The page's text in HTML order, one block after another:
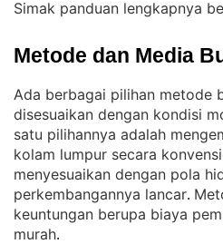
Simak panduan lengkapnya
Metode dan Media
Ada berbagai pilihan metode
disesuaikan dengan kondisi
satu pilihannya adalah
kolam lumpur secara
menyesuaikan dengan pola
perkembangannya lancar.
keuntungan berupa biaya
murah.